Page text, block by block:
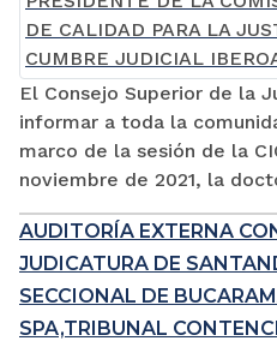
El Consejo Superior de la
informar a toda la
marco de la sesión de la
noviembre de 2021, la
AUDITORÍA EXTERNA
JUDICATURA DE
SECCIONAL DE
SPA,TRIBUNAL